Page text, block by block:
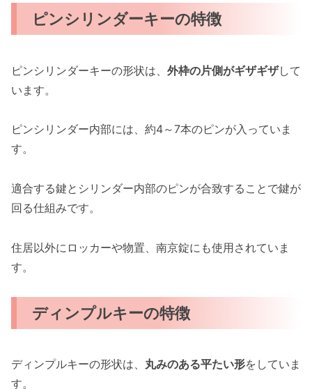
ピンシリンダーキーの特徴
ピンシリンダーキーの形状は、 外枠の片側がギザギザして
います。
ピンシリンダー内部には、約4～7本のピンが入っていま
す。
適合する鍵とシリンダー内部のピンが合致することで鍵が
回る仕組みです。
住居以外にロッカーや物置、南京錠にも使用されていま
す。
ディンプルキーの特徴
ディンプルキーの形状は、 丸みのある平たい形をしていま
す。